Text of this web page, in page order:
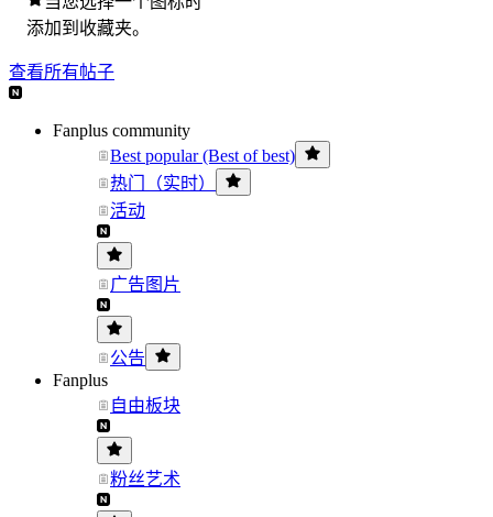
添加到收藏夹。
查看所有帖子
Fanplus community
Best popular (Best of best)
热门（实时）
活动
广告图片
公告
Fanplus
自由板块
粉丝艺术